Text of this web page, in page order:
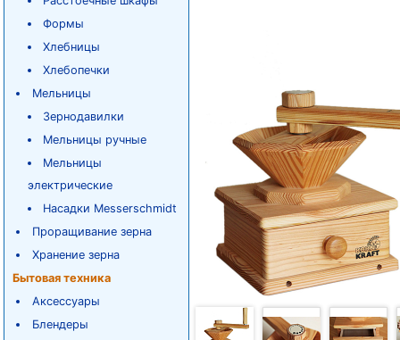
Формы
Хлебницы
Хлебопечки
Мельницы
Зернодавилки
Мельницы ручные
Мельницы
электрические
Насадки Messerschmidt
Проращивание зерна
Хранение зерна
Бытовая техника
Аксессуары
Блендеры